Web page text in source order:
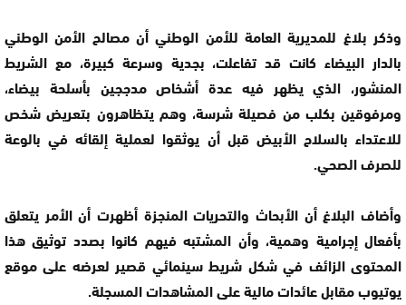
وذكر بلاغ للمديرية العامة للأمن الوطني أن مصالح الأمن الوطني
بالدار البيضاء كانت قد تفاعلت، بجدية وسرعة كبيرة، مع الشريط
المنشور، الذي يظهر فيه عدة أشخاص مدججين بأسلحة بيضاء،
ومرفوقين بكلب من فصيلة شرسة، وهم يتظاهرون بتعريض شخص
للاعتداء بالسلاح الأبيض قبل أن يوثقوا لعملية إلقائه في بالوعة
للصرف الصحي.
وأضاف البلاغ أن الأبحاث والتحريات المنجزة أظهرت أن الأمر يتعلق
بأفعال إجرامية وهمية، وأن المشتبه فيهم كانوا بصدد توثيق هذا
المحتوى الزائف في شكل شريط سينمائي قصير لعرضه على موقع
يوتيوب مقابل عائدات مالية على المشاهدات المسجلة.